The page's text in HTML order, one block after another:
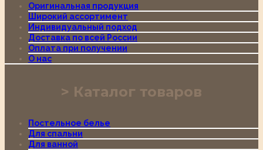
Оригинальная продукция
Широкий ассортимент
Индивидуальный подход
Доставка по всей России
Оплата при получении
О нас
Каталог товаров
Постельное белье
Для спальни
Для ванной